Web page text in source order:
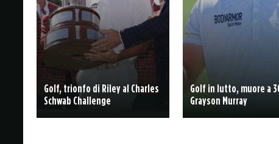
Golf, trionfo di Riley al Charles
Schwab Challenge
Golf in lutto, muore a
Grayson Murray